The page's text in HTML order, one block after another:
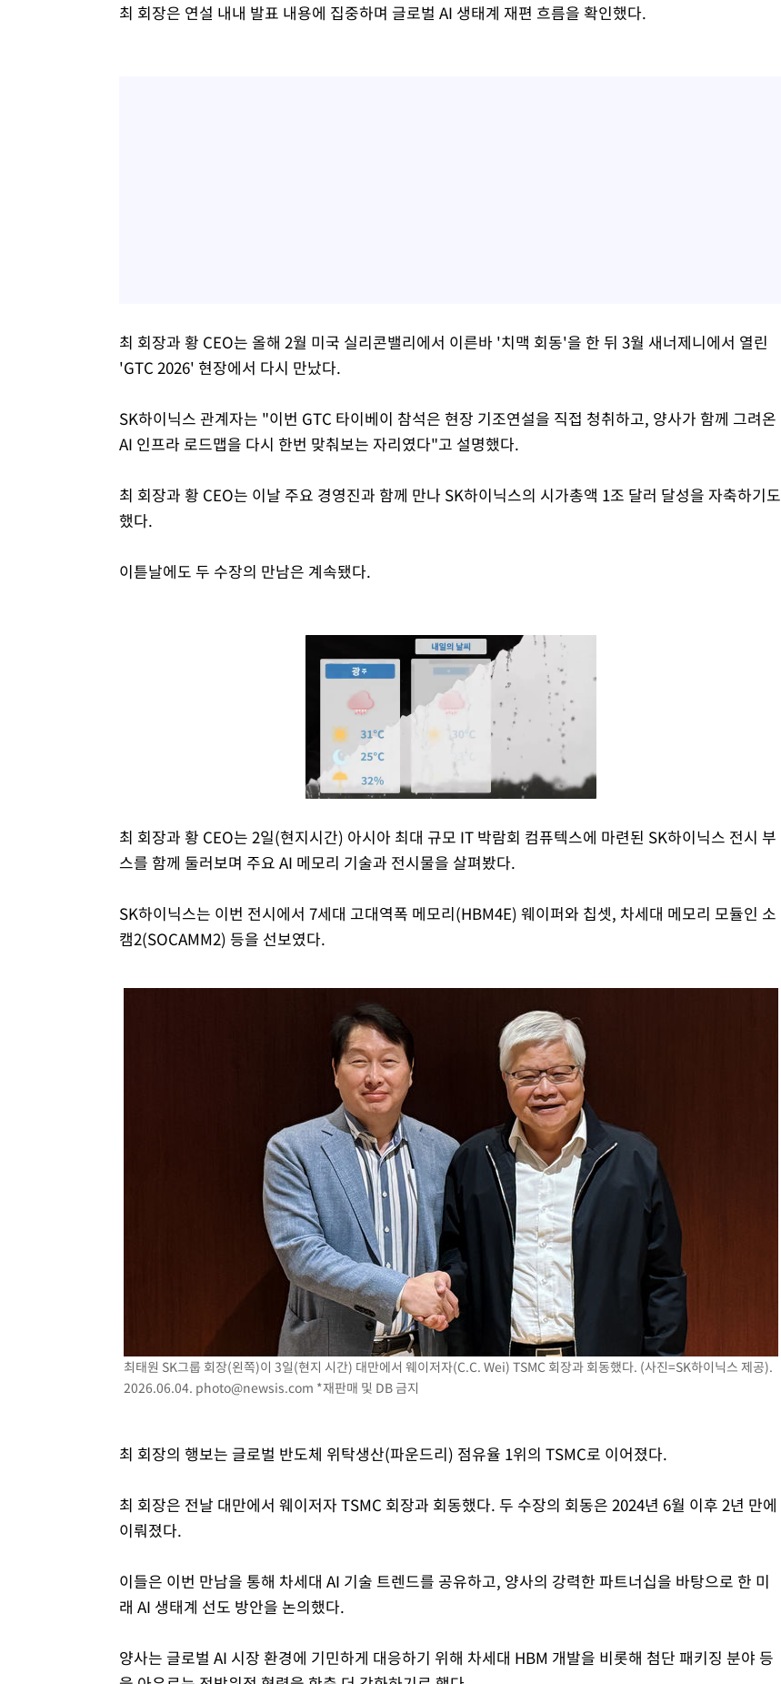
최 회장은 연설 내내 발표 내용에 집중하며 글로벌 AI 생태계 재편 흐름을 확인했다.
최 회장과 황 CEO는 올해 2월 미국 실리콘밸리에서 이른바 '치맥 회동'을 한 뒤 3월 새너제니에서 열린
'GTC 2026' 현장에서 다시 만났다.
SK하이닉스 관계자는 "이번 GTC 타이베이 참석은 현장 기조연설을 직접 청취하고, 양사가 함께 그려온
AI 인프라 로드맵을 다시 한번 맞춰보는 자리였다"고 설명했다.
최 회장과 황 CEO는 이날 주요 경영진과 함께 만나 SK하이닉스의 시가총액 1조 달러 달성을 자축하기도
했다.
이튿날에도 두 수장의 만남은 계속됐다.
최 회장과 황 CEO는 2일(현지시간) 아시아 최대 규모 IT 박람회 컴퓨텍스에 마련된 SK하이닉스 전시 부
스를 함께 둘러보며 주요 AI 메모리 기술과 전시물을 살펴봤다.
SK하이닉스는 이번 전시에서 7세대 고대역폭 메모리(HBM4E) 웨이퍼와 칩셋, 차세대 메모리 모듈인 소
캠2(SOCAMM2) 등을 선보였다.
최태원 SK그룹 회장(왼쪽)이 3일(현지 시간) 대만에서 웨이저자(C.C. Wei) TSMC 회장과 회동했다. (사진=SK하이닉스 제공).
2026.06.04. photo@newsis.com *재판매 및 DB 금지
최 회장의 행보는 글로벌 반도체 위탁생산(파운드리) 점유율 1위의 TSMC로 이어졌다.
최 회장은 전날 대만에서 웨이저자 TSMC 회장과 회동했다. 두 수장의 회동은 2024년 6월 이후 2년 만에
이뤄졌다.
이들은 이번 만남을 통해 차세대 AI 기술 트렌드를 공유하고, 양사의 강력한 파트너십을 바탕으로 한 미
래 AI 생태계 선도 방안을 논의했다.
양사는 글로벌 AI 시장 환경에 기민하게 대응하기 위해 차세대 HBM 개발을 비롯해 첨단 패키징 분야 등